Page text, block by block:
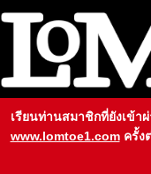
เรียนท่านสมาชิกที่ยังเข้า
www.lomtoe1.com ครั้ง